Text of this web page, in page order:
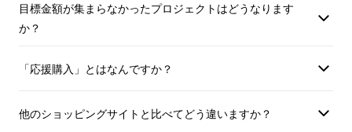
目標金額が集まらなかったプロジェクトはどうなります
か？
「応援購入」とはなんですか？
他のショッピングサイトと比べてどう違いますか？